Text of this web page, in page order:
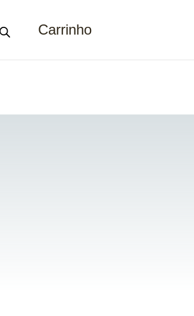
Carrinho